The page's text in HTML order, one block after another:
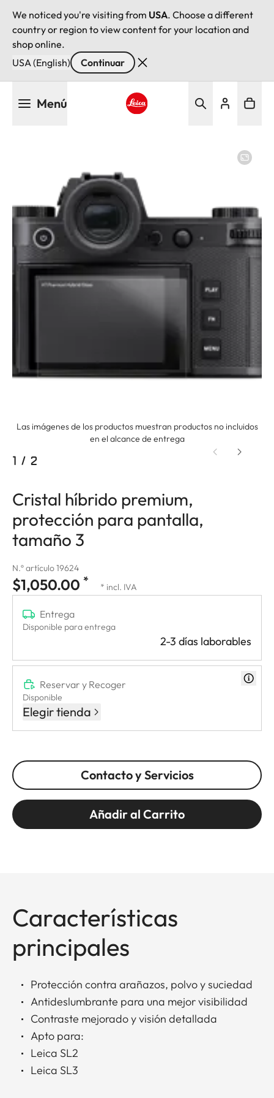
We noticed you're visiting from USA. Choose a different
country or region to view content for your location and
shop online.
USA (English)
Continuar
Menú
Las imágenes de los productos muestran productos no incluidos
en el alcance de entrega
1 / 2
Cristal híbrido premium,
protección para pantalla,
tamaño 3
N.º artículo 19624
$1,050.00 * * incl. IVA
Entrega
Disponible para entrega
2-3 días laborables
Reservar y Recoger
Disponible
Elegir tienda
Contacto y Servicios
Añadir al Carrito
Características
principales
Protección contra arañazos, polvo y suciedad
Antideslumbrante para una mejor visibilidad
Contraste mejorado y visión detallada
Apto para:
Leica SL2
Leica SL3